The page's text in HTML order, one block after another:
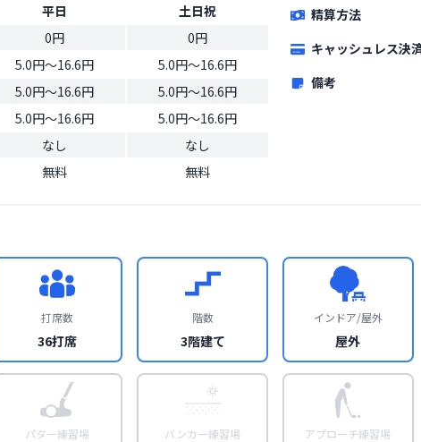
平日
土日祝
0円
0円
5.0円〜16.6円
5.0円〜16.6円
5.0円〜16.6円
5.0円〜16.6円
5.0円〜16.6円
5.0円〜16.6円
なし
なし
無料 無料
精算方法
キャッシュレス決
備考
打席数
36打席
階数
3階建て
インドア/屋外
屋外
パター練習場 バンカー練習場 アプローチ練習場